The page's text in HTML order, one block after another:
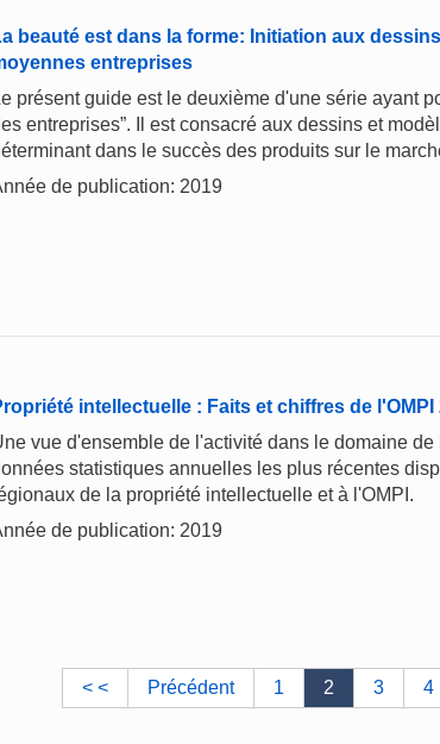
beauté est dans la forme: Initiation aux
entreprises
présent guide est le deuxième d'une série ayant
entreprises”. Il est consacré aux dessins et
dans le succès des produits sur le
de publication: 2019
intellectuelle : Faits et chiffres de l'OMPI
vue d'ensemble de l'activité dans le domaine
statistiques annuelles les plus récentes
de la propriété intellectuelle et à l'OMPI.
de publication: 2019
< < Précédent 1 2 3 4